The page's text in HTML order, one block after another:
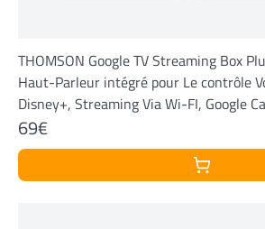
THOMSON Google TV Streaming Box
Haut-Parleur intégré pour Le contrôle
Disney+, Streaming Via Wi-FI, Google
69€